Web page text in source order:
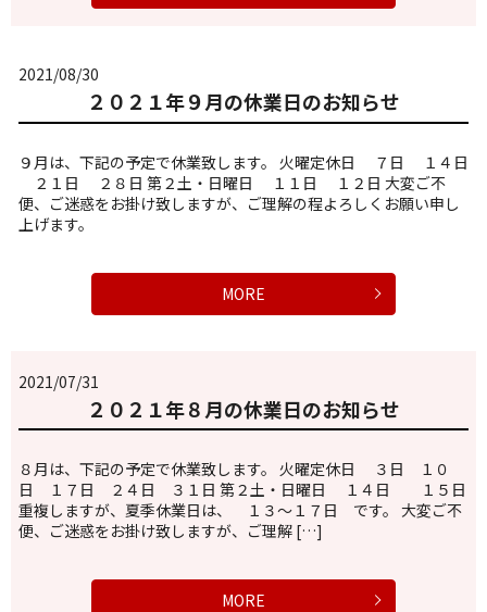
2021/08/30
２０２１年９月の休業日のお知らせ
９月は、下記の予定で休業致します。 火曜定休日 ７日 １４日
２１日 ２８日 第２土・日曜日 １１日 １２日 大変ご不
便、ご迷惑をお掛け致しますが、ご理解の程よろしくお願い申し
上げます。
MORE
2021/07/31
２０２１年８月の休業日のお知らせ
８月は、下記の予定で休業致します。 火曜定休日 ３日 １０
日 １７日 ２４日 ３１日 第２土・日曜日 １４日 １５日
重複しますが、夏季休業日は、 １３～１７日 です。 大変ご不
便、ご迷惑をお掛け致しますが、ご理解 […]
MORE